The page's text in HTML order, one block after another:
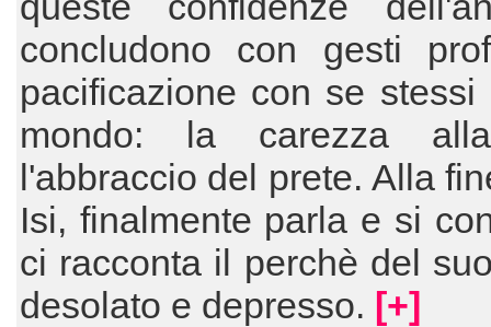
concludono con gesti
pacificazione con se
mondo: la carezza
l'abbraccio del prete. Alla
Isi, finalmente parla e si
ci racconta il perchè del
desolato e depresso. [+]